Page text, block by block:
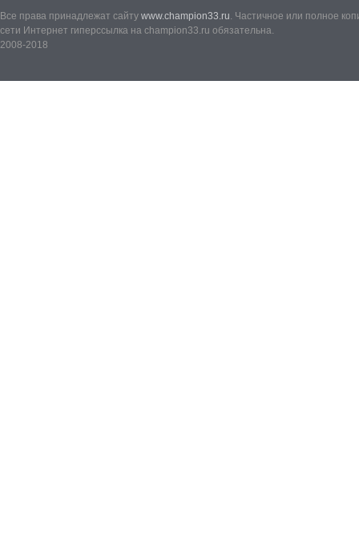
Все права принадлежат сайту www.champion33.ru. Частичное или полное
сети Интернет гиперссылка на champion33.ru обязательна.
2008-2018